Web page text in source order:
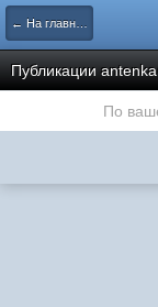
← На главную
Публикации
По